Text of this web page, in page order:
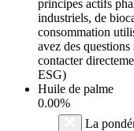
principes actifs
industriels, de
consommation
avez des
contacter
ESG)
Huile de palme
0.00%
La